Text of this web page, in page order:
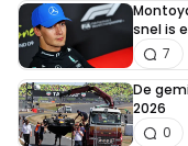
snel is
7
De
2026
0